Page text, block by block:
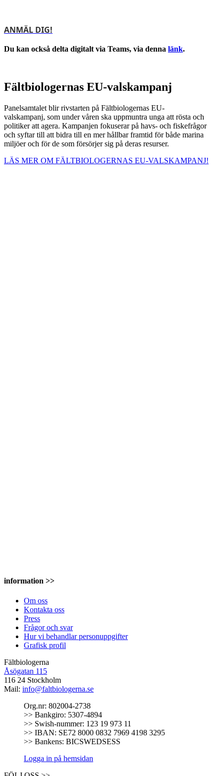
ANMÄL DIG!
Du kan också delta digitalt via Teams, via denna länk.
Fältbiologernas EU-valskampanj
Panelsamtalet blir rivstarten på Fältbiologernas EU-
valskampanj, som under våren ska uppmuntra unga att rösta och
politiker att agera. Kampanjen fokuserar på havs- och fiskefrågor
och syftar till att bidra till en mer hållbar framtid för både marina
miljöer och för de som försörjer sig på deras resurser.
LÄS MER OM FÄLTBIOLOGERNAS EU-VALSKAMPANJ!
information >>
Om oss
Kontakta oss
Press
Frågor och svar
Hur vi behandlar personuppgifter
Grafisk profil
Fältbiologerna
Åsögatan 115
116 24 Stockholm
Mail: info@faltbiologerna.se
Org.nr: 802004-2738
>> Bankgiro: 5307-4894
>> Swish-nummer: 123 19 973 11
>> IBAN: SE72 8000 0832 7969 4198 3295
>> Bankens: BICSWEDSESS
Logga in på hemsidan